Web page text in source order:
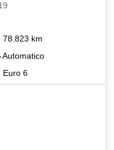
78.823 km
Automatico
Euro 6